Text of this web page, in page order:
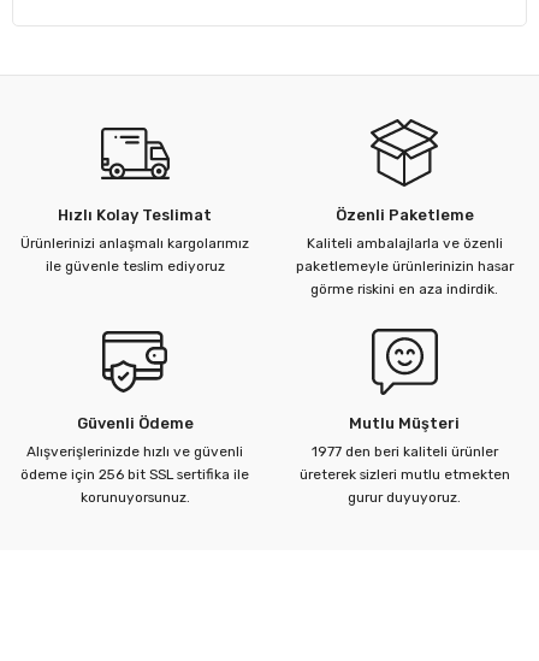
Hızlı Kolay Teslimat
Ürünlerinizi anlaşmalı kargolarımız
ile güvenle teslim ediyoruz
Özenli Paketleme
Kaliteli ambalajlarla ve özenli
paketlemeyle ürünlerinizin hasar
görme riskini en aza indirdik.
Güvenli Ödeme
Alışverişlerinizde hızlı ve güvenli
ödeme için 256 bit SSL sertifika ile
korunuyorsunuz.
Mutlu Müşteri
1977 den beri kaliteli ürünler
üreterek sizleri mutlu etmekten
gurur duyuyoruz.